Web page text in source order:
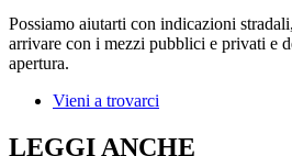
Possiamo aiutarti con indicazioni
arrivare con i mezzi pubblici e privati e
apertura.
Vieni a trovarci
LEGGI ANCHE